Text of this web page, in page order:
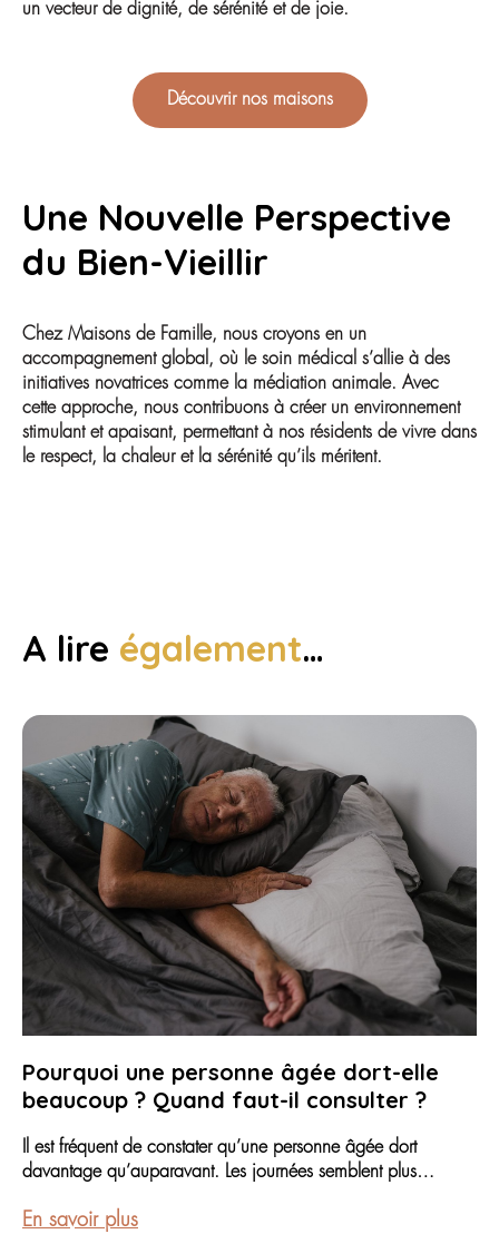
un vecteur de dignité, de sérénité et de joie.
Découvrir nos maisons
Une Nouvelle Perspective
du Bien-Vieillir
Chez Maisons de Famille, nous croyons en un
accompagnement global, où le soin médical s’allie à des
initiatives novatrices comme la médiation animale. Avec
cette approche, nous contribuons à créer un environnement
stimulant et apaisant, permettant à nos résidents de vivre dans
le respect, la chaleur et la sérénité qu’ils méritent.
A lire également…
Pourquoi une personne âgée dort-elle
beaucoup ? Quand faut-il consulter ?
Il est fréquent de constater qu’une personne âgée dort
davantage qu’auparavant. Les journées semblent plus
précoces. Mais ce changement est-il une conséquence
En savoir plus